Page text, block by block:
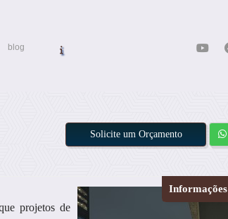
blog
Solicite um Orçamento
projetos de
Informações